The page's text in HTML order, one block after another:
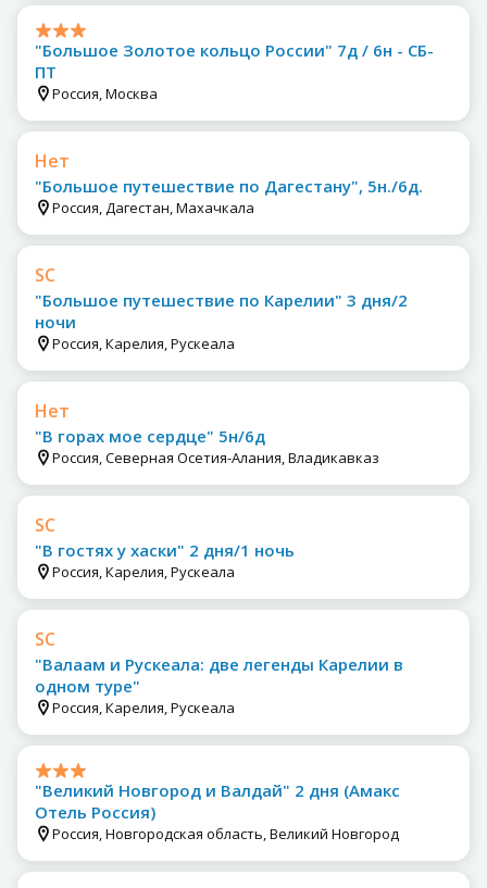
"Большое Золотое кольцо России" 7д / 6н - СБ-
ПТ
Россия, Москва
Нет
"Большое путешествие по Дагестану", 5н./6д.
Россия, Дагестан, Махачкала
SC
"Большое путешествие по Карелии" 3 дня/2
ночи
Россия, Карелия, Рускеала
Нет
"В горах мое сердце" 5н/6д
Россия, Северная Осетия-Алания, Владикавказ
SC
"В гостях у хаски" 2 дня/1 ночь
Россия, Карелия, Рускеала
SC
"Валаам и Рускеала: две легенды Карелии в
одном туре"
Россия, Карелия, Рускеала
"Великий Новгород и Валдай" 2 дня (Амакс
Отель Россия)
Россия, Новгородская область, Великий Новгород